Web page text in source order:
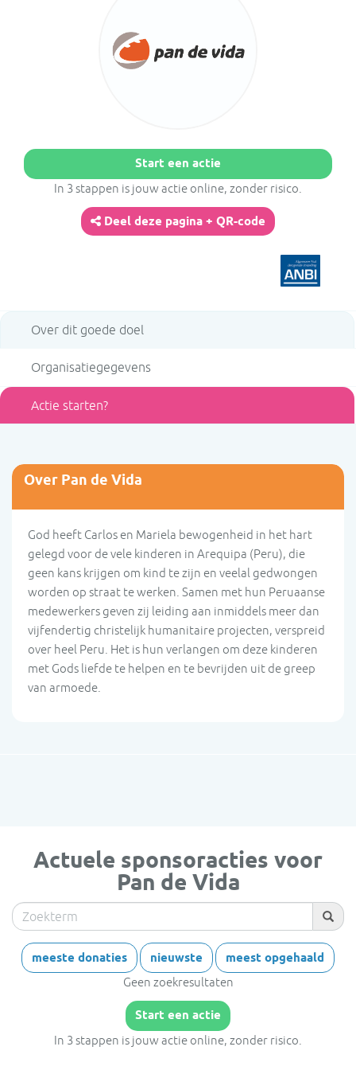
Start een actie
In 3 stappen is jouw actie online, zonder risico.
Deel deze pagina + QR-code
Over dit goede doel
Organisatiegegevens
Actie starten?
Over Pan de Vida
God heeft Carlos en Mariela bewogenheid in het hart
gelegd voor de vele kinderen in Arequipa (Peru), die
geen kans krijgen om kind te zijn en veelal gedwongen
worden op straat te werken. Samen met hun Peruaanse
medewerkers geven zij leiding aan inmiddels meer dan
vijfendertig christelijk humanitaire projecten, verspreid
over heel Peru. Het is hun verlangen om deze kinderen
met Gods liefde te helpen en te bevrijden uit de greep
van armoede.
Actuele sponsoracties voor
Pan de Vida
meeste donaties nieuwste meest opgehaald
Geen zoekresultaten
Start een actie
In 3 stappen is jouw actie online, zonder risico.